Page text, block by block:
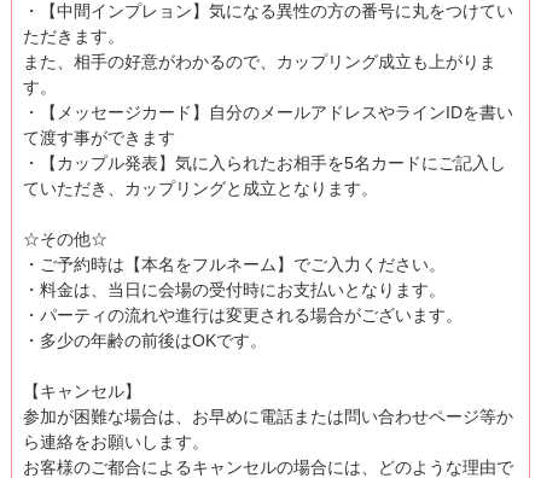
・【中間インプレョン】気になる異性の方の番号に丸をつけてい
ただきます。
また、相手の好意がわかるので、カップリング成立も上がりま
す。
・【メッセージカード】自分のメールアドレスやラインIDを書い
て渡す事ができます
・【カップル発表】気に入られたお相手を5名カードにご記入し
ていただき、カップリングと成立となります。
☆その他☆
・ご予約時は【本名をフルネーム】でご入力ください。
・料金は、当日に会場の受付時にお支払いとなります。
・パーティの流れや進行は変更される場合がございます。
・多少の年齢の前後はOKです。
【キャンセル】
参加が困難な場合は、お早めに電話または問い合わせページ等か
ら連絡をお願いします。
お客様のご都合によるキャンセルの場合には、どのような理由で